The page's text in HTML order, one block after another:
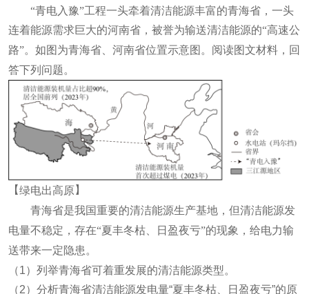
“青电入豫”工程一头牵着清洁能源丰富的青海省，一头
连着能源需求巨大的河南省，被誉为输送清洁能源的“高速公
路”。如图为青海省、河南省位置示意图 。阅读图文材料，回
答下列问题。
【绿电出高原 】
青海省是我国重要的清洁能源生产基地，但清洁能源发
电量不稳定，存在“夏丰冬枯、日盈夜亏”的现象，给电力输
送带来一定隐患。
（1）列举青海省可着重发展的清洁能源类型。
（2）分析青海省清洁能源发电量“夏丰冬枯、日盈夜亏”的原